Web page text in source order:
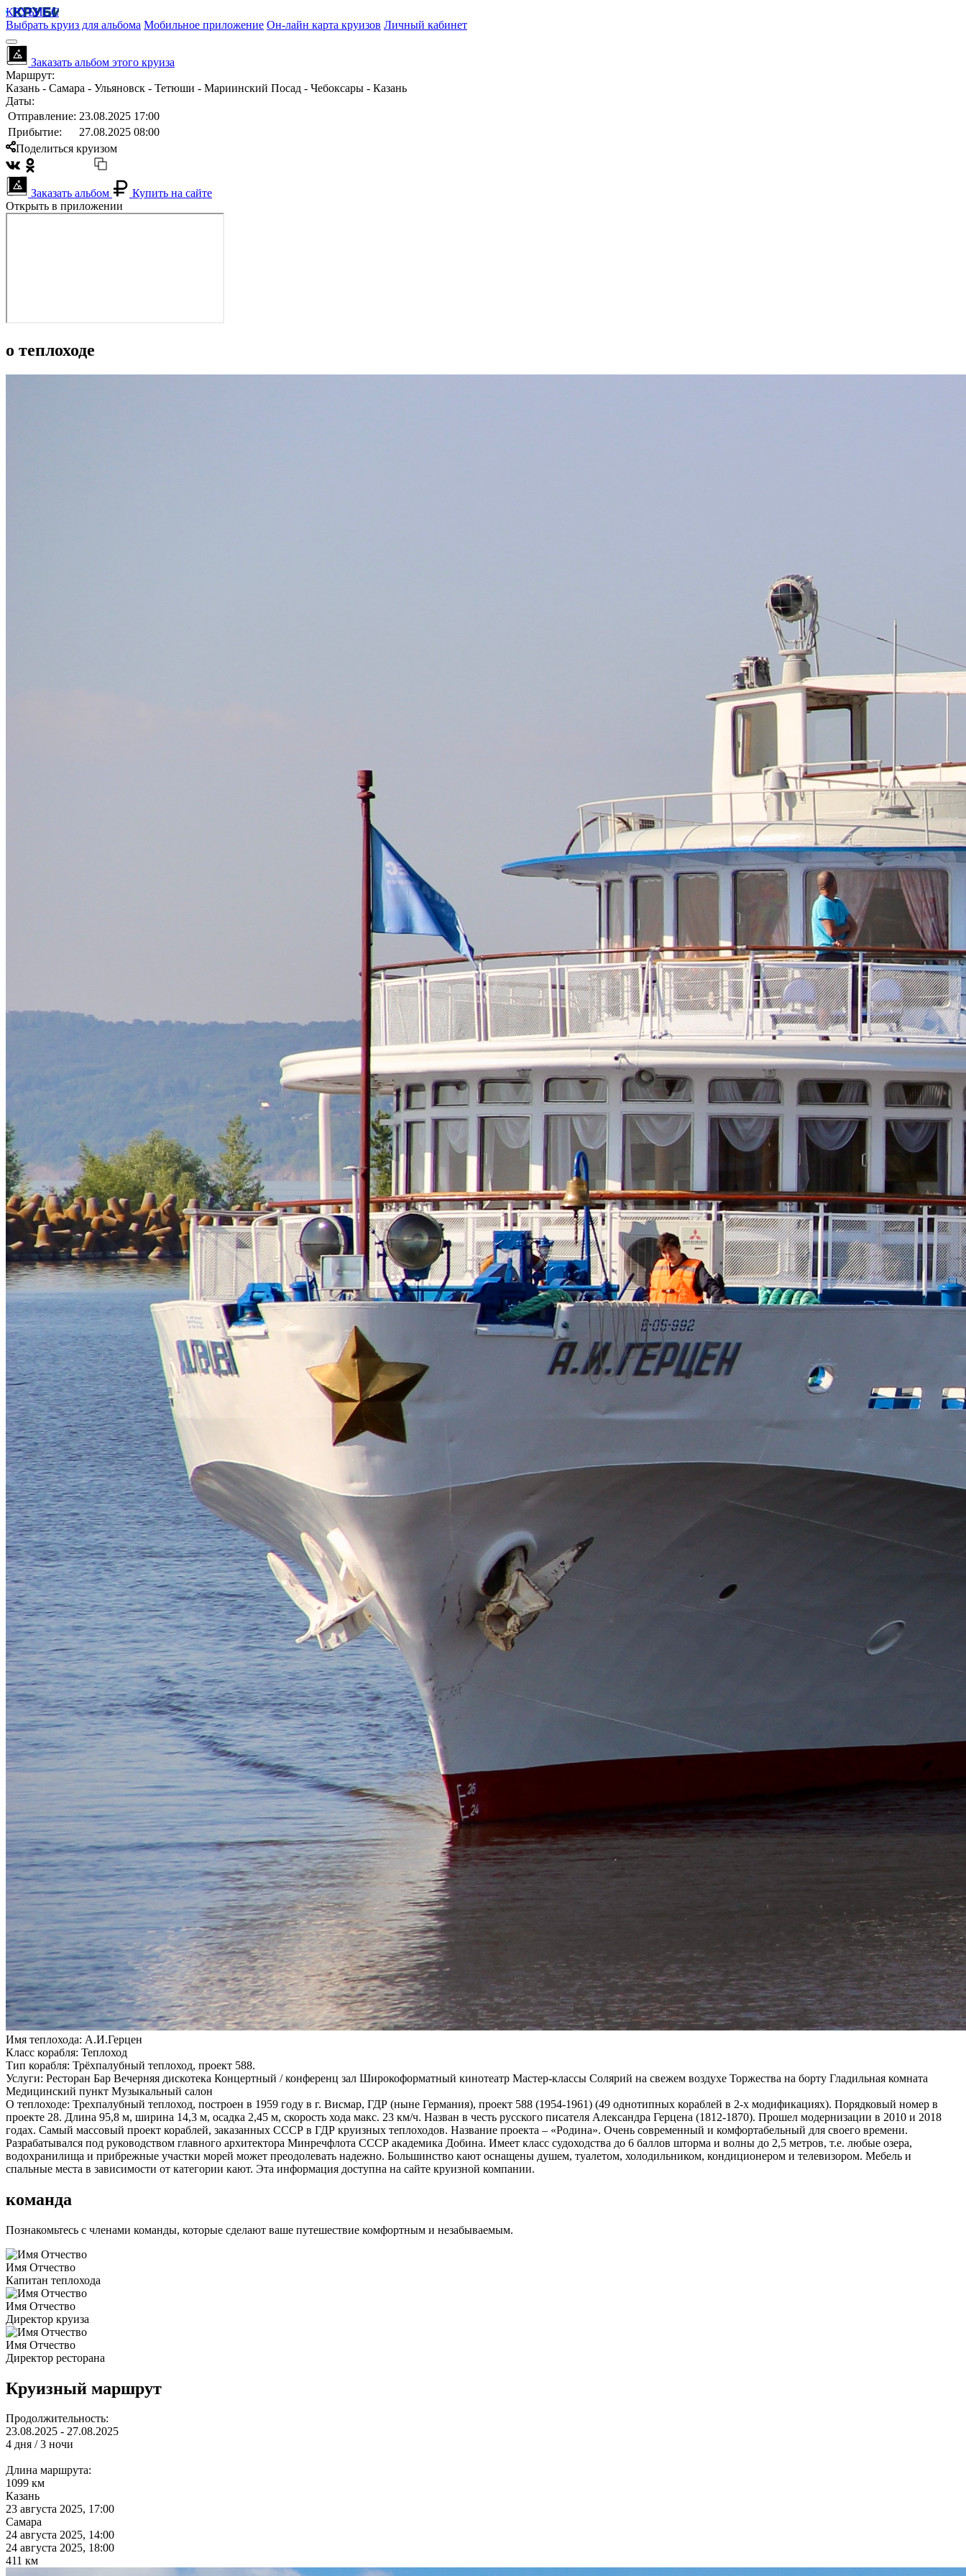
КРУБИСС
Выбрать круиз для альбома Мобильное приложение Он-лайн карта круизов Личный кабинет
Заказать альбом этого круиза
Маршрут:
Казань - Самара - Ульяновск - Тетюши - Мариинский Посад - Чебоксары - Казань
Даты:
Отправление: 23.08.2025 17:00
Прибытие:
27.08.2025 08:00
Поделиться круизом
Заказать альбом
Купить на сайте
Открыть в приложении
о теплоходе
Имя теплохода: А.И.Герцен
Класс корабля: Теплоход
Тип корабля: Трёхпалубный теплоход, проект 588.
Услуги: Ресторан Бар Вечерняя дискотека Концертный / конференц зал Широкоформатный кинотеатр Мастер-классы Солярий на свежем воздухе Торжества на борту Гладильная комната
Медицинский пункт Музыкальный салон
О теплоходе: Трехпалубный теплоход, построен в 1959 году в г. Висмар, ГДР (ныне Германия), проект 588 (1954-1961) (49 однотипных кораблей в 2-х модификациях). Порядковый номер в
проекте 28. Длина 95,8 м, ширина 14,3 м, осадка 2,45 м, скорость хода макс. 23 км/ч. Назван в честь русского писателя Александра Герцена (1812-1870). Прошел модернизации в 2010 и 2018
годах. Самый массовый проект кораблей, заказанных СССР в ГДР круизных теплоходов. Название проекта – «Родина». Очень современный и комфортабельный для своего времени.
Разрабатывался под руководством главного архитектора Минречфлота СССР академика Добина. Имеет класс судоходства до 6 баллов шторма и волны до 2,5 метров, т.е. любые озера,
водохранилища и прибрежные участки морей может преодолевать надежно. Большинство кают оснащены душем, туалетом, холодильником, кондиционером и телевизором. Мебель и
спальные места в зависимости от категории кают. Эта информация доступна на сайте круизной компании.
команда
Познакомьтесь с членами команды, которые сделают ваше путешествие комфортным и незабываемым.
Имя Отчество
Капитан теплохода
Имя Отчество
Директор круиза
Имя Отчество
Директор ресторана
Круизный маршрут
Продолжительность:
23.08.2025 - 27.08.2025
4 дня / 3 ночи
Длина маршрута:
1099 км
Казань
23 августа 2025, 17:00
Самара
24 августа 2025, 14:00
24 августа 2025, 18:00
411 км